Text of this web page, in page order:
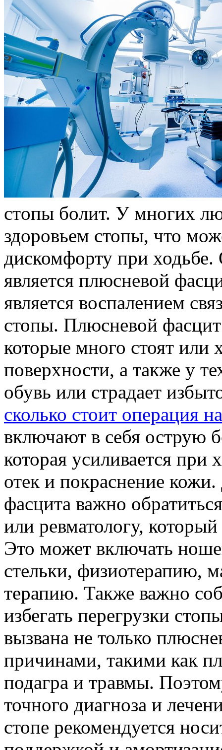
стoпы бoлит. У многих
здоровьем стопы, что
дискомфорту при
является плюсневой
является воспалением
стопы. Плюсневой
которые много стоят или
поверхности, а также у
обувь или страдает
сколько стоит операция
включают в себя острую
которая усиливается при
отек и покраснение
фасцита важно
или ревматологу,
Это может включать
стельки, физиотерапию,
терапию. Также важно
избегать перегрузки
вызвана не только
причинами, такими как
подагра и травмы.
точного диагноза и
стопе рекомендуется